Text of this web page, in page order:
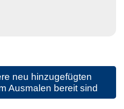
neu hinzugefügten
Ausmalen bereit sind